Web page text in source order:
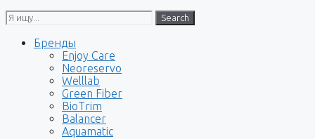
Search
Бренды
Enjoy Care
Neoreservo
Welllab
Green Fiber
BioTrim
Balancer
Aquamatic